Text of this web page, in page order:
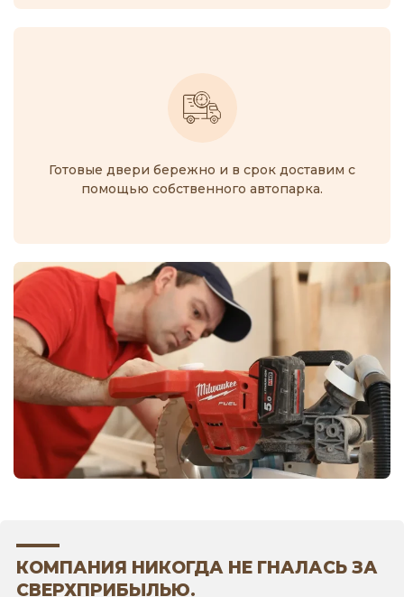
Готовые двери бережно и в срок доставим с
помощью собственного автопарка.
КОМПАНИЯ НИКОГДА НЕ ГНАЛАСЬ ЗА
СВЕРХПРИБЫЛЬЮ.